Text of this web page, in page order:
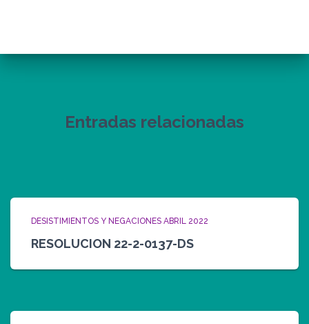
Entradas relacionadas
DESISTIMIENTOS Y NEGACIONES ABRIL 2022
RESOLUCION 22-2-0137-DS